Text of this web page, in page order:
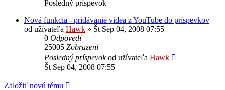
Posledný príspevok
Nová funkcia - pridávanie videa z YouTube do príspevkov
od užívateľa Hawk » Št Sep 04, 2008 07:55
0 Odpovedí
25005 Zobrazení
Posledný príspevokod užívateľa Hawk
Št Sep 04, 2008 07:55
Založiť novú tému